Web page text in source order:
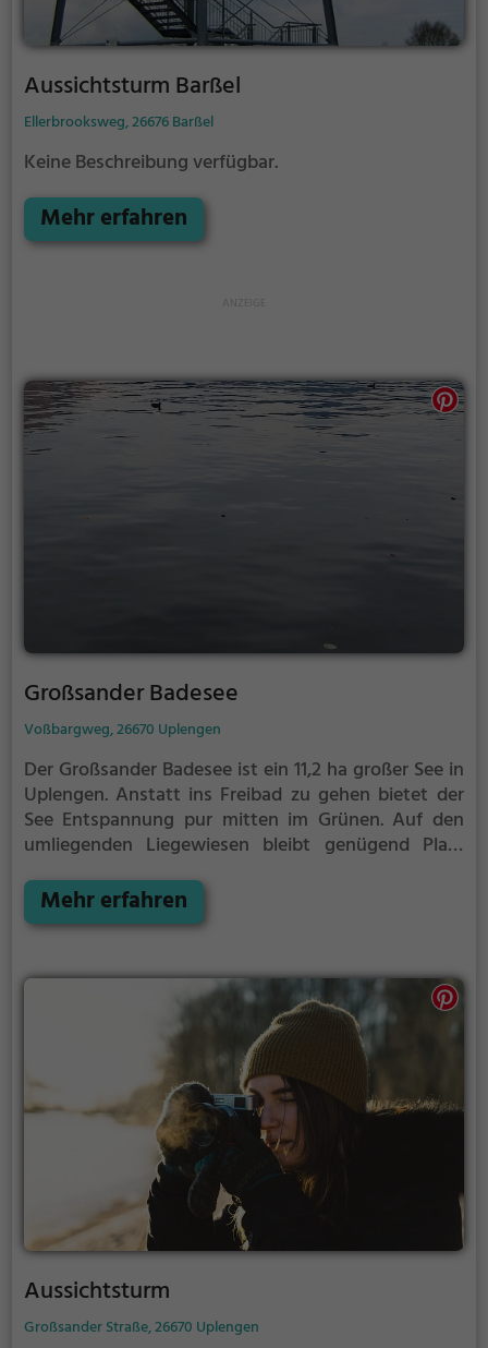
Aussichtsturm Barßel
Ellerbrooksweg, 26676 Barßel
Keine Beschreibung verfügbar.
Mehr erfahren
Großsander Badesee
Voßbargweg, 26670 Uplengen
Der Großsander Badesee ist ein 11,2 ha großer See in
Uplengen. Anstatt ins Freibad zu gehen bietet der
See Entspannung pur mitten im Grünen. Auf den
umliegenden Liegewiesen bleibt genügend Platz
September ist der Großsander Badesee ein beliebtes
Ausflugsziel. Egal ob für Familien, Freunde oder
warme Tage.
Mehr erfahren
Aussichtsturm
Großsander Straße, 26670 Uplengen